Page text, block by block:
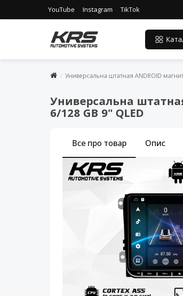
YouTube Instagram TikTok
Универсальна штатная ANDROID
Универсальна
6/128 GB 9" QLED
Все про товар Опис